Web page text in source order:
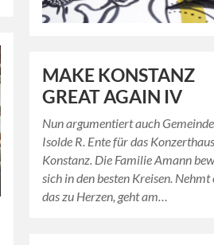
MAKE KONSTANZ
GREAT AGAIN IV
Nun argumentiert auch
Isolde R. Ente für das
Konstanz. Die Familie Amann
sich in den besten Kreisen. Nehmt
das zu Herzen, geht am…